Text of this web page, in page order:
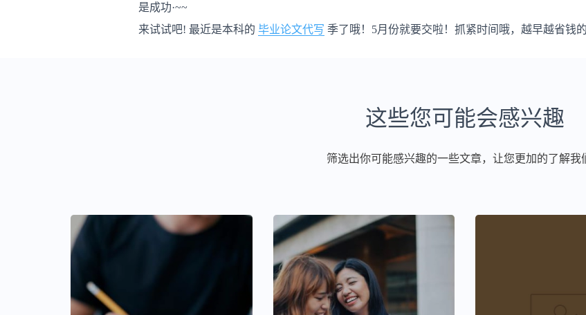
是成功·~~
来试试吧! 最近是本科的 毕业论文代写 季了哦！5月份就要交啦！抓紧时间哦，越早越省钱的
这些您可能会感兴趣
筛选出你可能感兴趣的一些文章，让您更加的了解我